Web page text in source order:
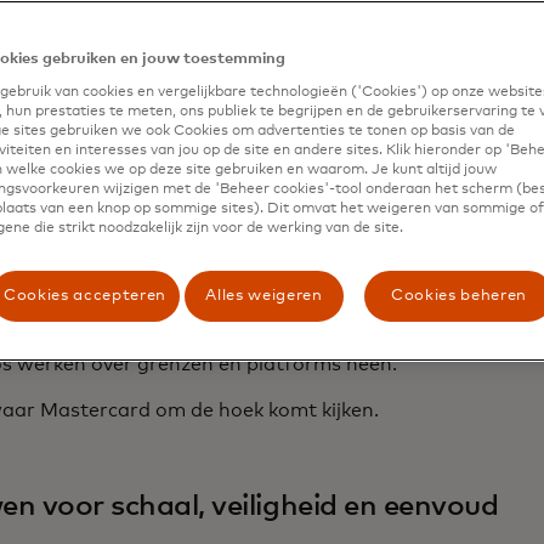
naar impact
bewijzen hun waarde al in de echte wereld. Ze maken
grensoverschrijdende B2B-betalingen mogelijk. Ze
En ze creëren nieuwe manieren voor
om op hun voorwaarden betaald te worden.
van niche naar mainstream te gaan, hebben
en programmeerbaarheid. Ze moeten worden ingebed in
vertrouwen - systemen die gebruikers beschermen,
werken over grenzen en platforms heen.
Mastercard om de hoek komt kijken.
voor schaal, veiligheid en eenvoud
gebruiken en jouw toestemming
van cookies en vergelijkbare technologieën ('Cookies') op onze
hun prestaties te meten, ons publiek te begrijpen en de gebruikerservaring te
sites gebruiken we ook Cookies om advertenties te tonen op basis van de
en interesses van jou op de site en andere sites. Klik hieronder op
welke cookies we op deze site gebruiken en waarom. Je kunt altijd jouw
wijzigen met de 'Beheer cookies'-tool onderaan het scherm
van een knop op sommige sites). Dit omvat het weigeren van sommige of
die strikt noodzakelijk zijn voor de werking van de site.
Cookies accepteren Alles weigeren Cookies beheren